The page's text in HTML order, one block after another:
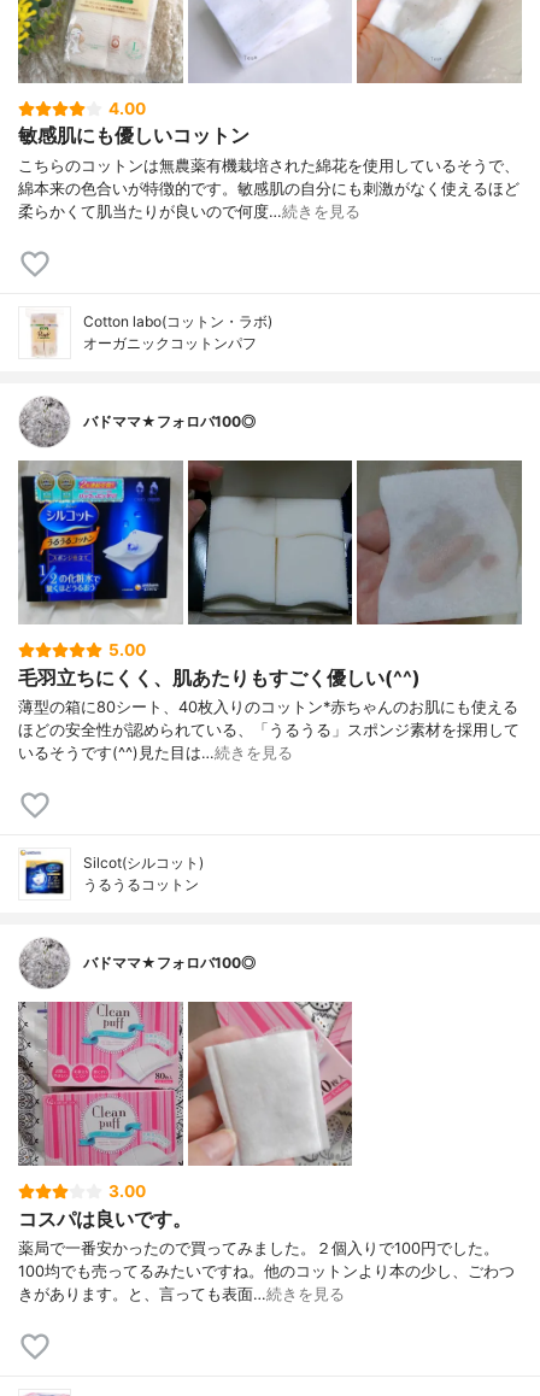
4.00
敏感肌にも優しいコットン
こちらのコットンは無農薬有機栽培された綿花を使用しているそうで、
綿本来の色合いが特徴的です。敏感肌の自分にも刺激がなく使えるほど
柔らかくて肌当たりが良いので何度…続きを見る
Cotton labo(コットン・ラボ)
オーガニックコットンパフ
バドママ★フォロバ100◎
5.00
毛羽立ちにくく、肌あたりもすごく優しい(^^)
薄型の箱に80シート、40枚入りのコットン*赤ちゃんのお肌にも使える
ほどの安全性が認められている、「うるうる」スポンジ素材を採用して
いるそうです(^^)見た目は…続きを見る
Silcot(シルコット)
うるうるコットン
バドママ★フォロバ100◎
3.00
コスパは良いです。
薬局で一番安かったので買ってみました。２個入りで100円でした。
100均でも売ってるみたいですね。他のコットンより本の少し、ごわつ
きがあります。と、言っても表面…続きを見る